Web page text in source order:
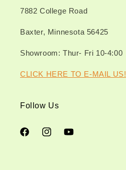
7882 College Road
Baxter, Minnesota 56425
Showroom: Thur- Fri 10-4:00
CLICK HERE TO E-MAIL US!
Follow Us
FacebookInstagramYouTube